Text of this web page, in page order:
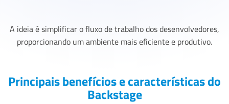
A ideia é simplificar o fluxo de trabalho dos desenvolvedores,
proporcionando um ambiente mais eficiente e produtivo.
Principais benefícios e características do
Backstage